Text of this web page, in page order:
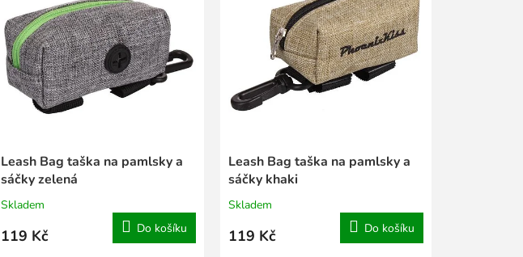
Leash Bag taška na pamlsky a
sáčky zelená
Skladem
119 Kč Do košíku
Leash Bag taška na pamlsky a
sáčky khaki
Skladem
119 Kč Do košíku